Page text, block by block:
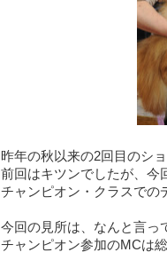
昨年の秋以来の2回目のショ
前回はキツンでしたが、今
チャンピオン・クラスでの
今回の見所は、なんと言っ
チャンピオン参加のMCは総